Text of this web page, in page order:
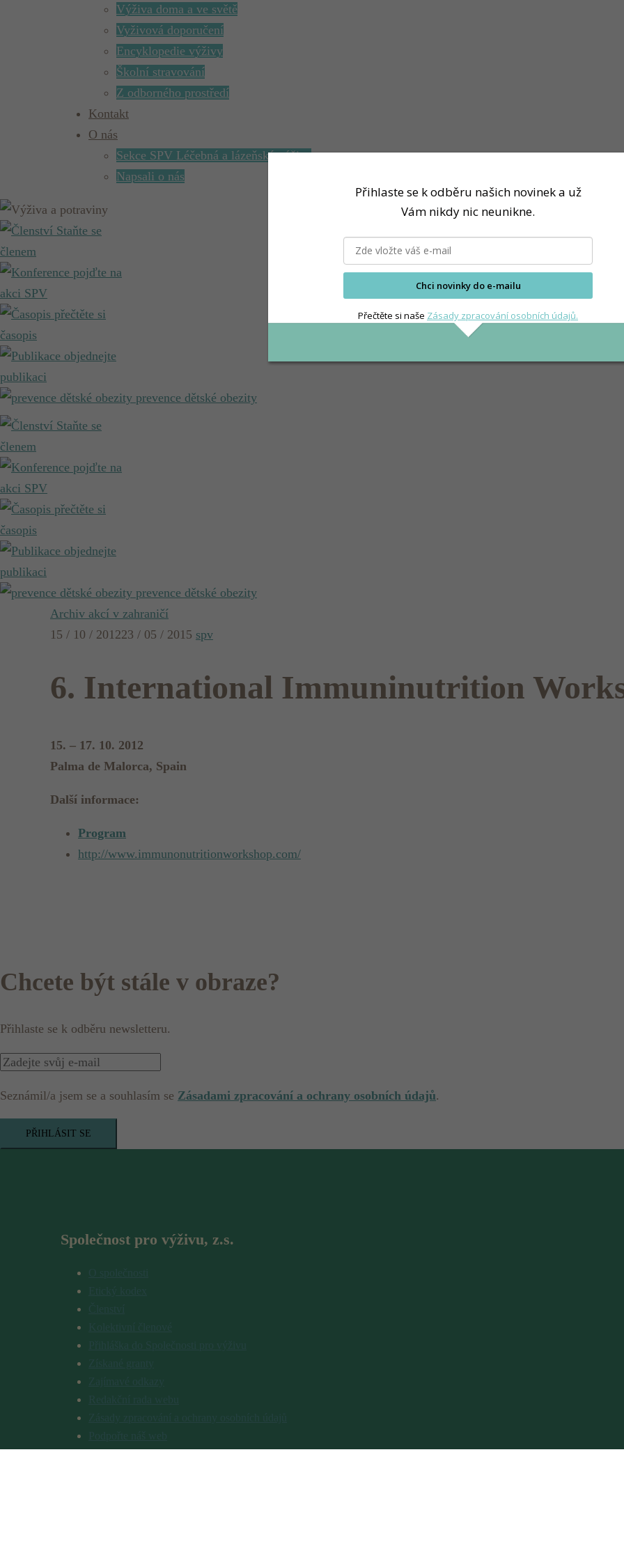
Výživa doma a ve světě
Vyživová doporučení
Encyklopedie výživy
Školní stravování
Z odborného prostředí
Kontakt
O nás
Sekce SPV Léčebná a lázeňská výživa
Napsali o nás
Staňte se
členem
pojďte na
akci SPV
přečtěte si
časopis
objednejte
publikaci
prevence dětské obezity
Staňte se
členem
pojďte na
akci SPV
přečtěte si
časopis
objednejte
publikaci
prevence dětské obezity
Archiv akcí v zahraničí
15 / 10 / 201223 / 05 / 2015 spv
6. International Immuninutrition
15. – 17. 10. 2012
Palma de Malorca, Spain
Další informace:
Program
http://www.immunonutritionworkshop.com/
Chcete být stále v obraze?
Přihlaste se k odběru newsletteru.
Seznámil/a jsem se a souhlasím se Zásadami zpracování a ochrany osobních údajů.
PŘIHLÁSIT SE
Společnost pro výživu, z.s.
Přihlaste se k odběru našich novinek a už
Vám nikdy nic neunikne.
Chci novinky do e-mailu
Přečtěte si naše Zásady zpracování osobních údajů.